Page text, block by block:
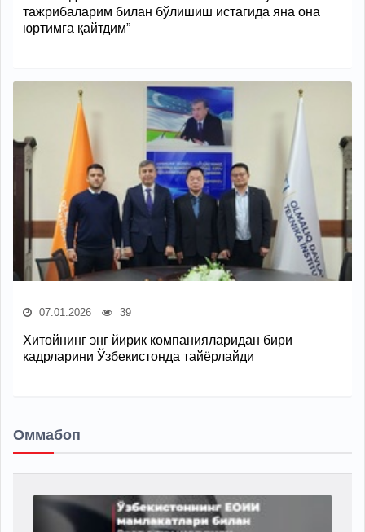
тажрибаларим билан бўлишиш истагида яна она
юртимга қайтдим”
07.01.2026 39
Хитойнинг энг йирик компанияларидан бири
кадрларини Ўзбекистонда тайёрлайди
Оммабоп